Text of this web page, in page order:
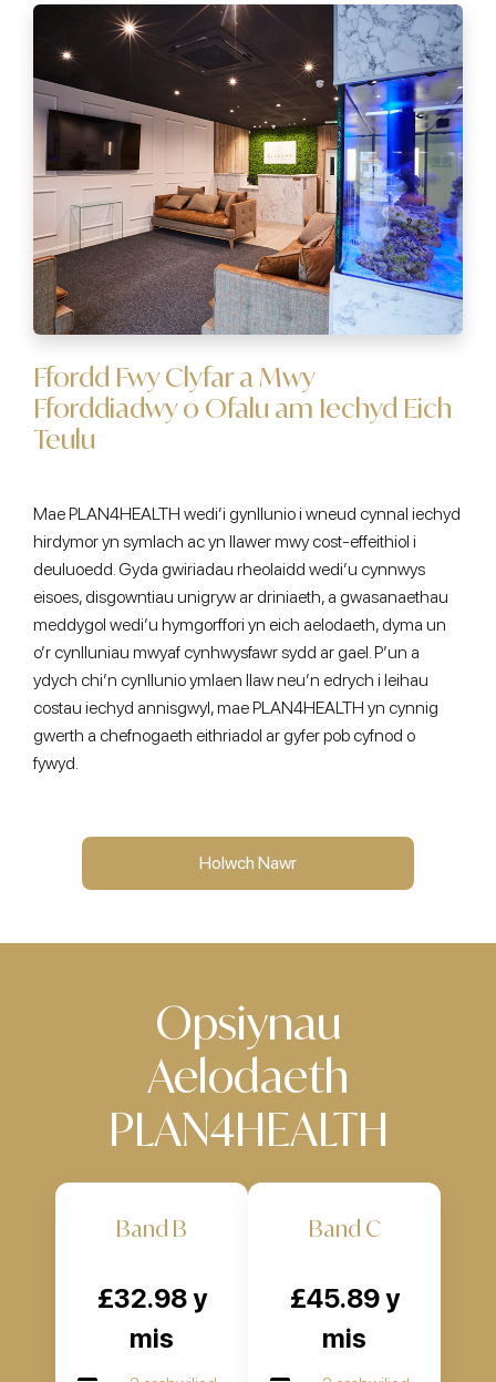
Ffordd Fwy Clyfar a Mwy
Fforddiadwy o Ofalu am Iechyd Eich
Teulu
Mae PLAN4HEALTH wedi’i gynllunio i wneud cynnal iechyd
hirdymor yn symlach ac yn llawer mwy cost-effeithiol i
deuluoedd. Gyda gwiriadau rheolaidd wedi’u cynnwys
eisoes, disgowntiau unigryw ar driniaeth, a gwasanaethau
meddygol wedi’u hymgorffori yn eich aelodaeth, dyma un
o’r cynlluniau mwyaf cynhwysfawr sydd ar gael. P’un a
ydych chi’n cynllunio ymlaen llaw neu’n edrych i leihau
costau iechyd annisgwyl, mae PLAN4HEALTH yn cynnig
gwerth a chefnogaeth eithriadol ar gyfer pob cyfnod o
fywyd.
Holwch Nawr
Opsiynau
Aelodaeth
PLAN4HEALTH
Band B
£32.98 y
mis
Band C
£45.89 y
mis